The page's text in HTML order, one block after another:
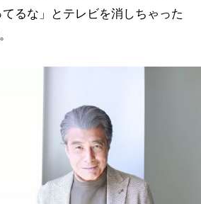
るな」とテレビを消しちゃった